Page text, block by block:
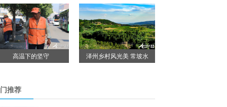
高温下的坚守 泽州乡村风光美 常坡水
推荐